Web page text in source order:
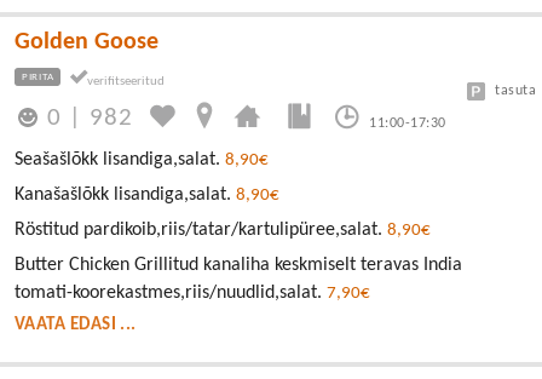
Golden Goose
PIRITA
0 982 11:00-17:30
tasuta
Seašašlõkk lisandiga,salat. 8,90€
Kanašašlõkk lisandiga,salat. 8,90€
Röstitud pardikoib,riis/tatar/kartulipüree,salat. 8,90€
Butter Chicken Grillitud kanaliha keskmiselt teravas India
tomati-koorekastmes,riis/nuudlid,salat. 7,90€
VAATA EDASI ...